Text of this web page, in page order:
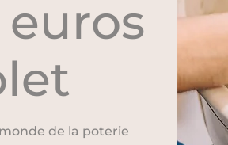
de la poterie